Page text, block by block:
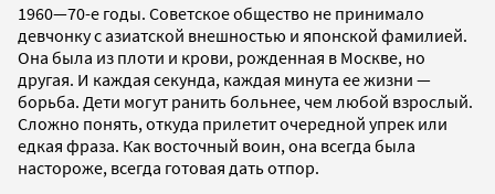
1960—70-е годы. Советское общество не принимало
девчонку с азиатской внешностью и японской фамилией.
Она была из плоти и крови, рожденная в Москве, но
другая. И каждая секунда, каждая минута ее жизни —
борьба. Дети могут ранить больнее, чем любой взрослый.
Сложно понять, откуда прилетит очередной упрек или
едкая фраза. Как восточный воин, она всегда была
настороже, всегда готовая дать отпор.